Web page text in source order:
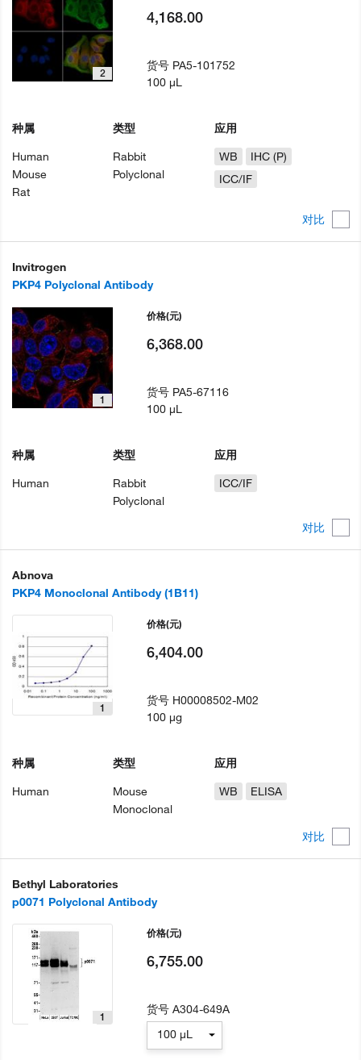
对比
2
种属
Human
Mouse
Rat
类型
Rabbit
Polyclonal
应用
WB
IHC (P)
ICC/IF
4,168.00
货号 PA5-101752
100 µL
Invitrogen
PKP4 Polyclonal Antibody
对比
1
种属
Human
类型
Rabbit
Polyclonal
应用
ICC/IF
价格(元)
6,368.00
货号 PA5-67116
100 µL
Abnova
PKP4 Monoclonal Antibody (1B11)
对比
1
种属
Human
类型
Mouse
Monoclonal
应用
WB
ELISA
价格(元)
6,404.00
货号 H00008502-M02
100 µg
Bethyl Laboratories
p0071 Polyclonal Antibody
1
价格(元)
6,755.00
货号A304-649A
100 µL